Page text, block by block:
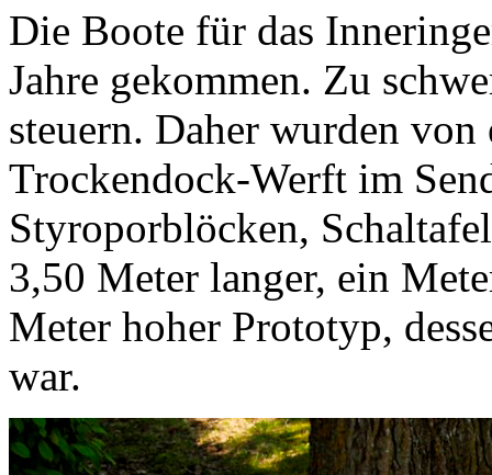
Die Boote für das
Jahre gekommen. Zu
steuern. Daher wurden
Trockendock-Werft im
Styroporblöcken,
3,50 Meter langer, ein
Meter hoher Prototyp,
war.